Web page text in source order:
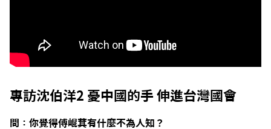
專訪沈伯洋2 憂中國的手 伸進台灣國會
問：你覺得傅崐萁有什麼不為人知？